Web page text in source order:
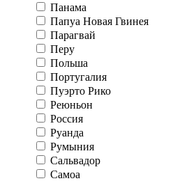
Панама
Папуа Новая Гвинея
Парагвай
Перу
Польша
Португалия
Пуэрто Рико
Реюньон
Россия
Руанда
Румыния
Сальвадор
Самоа